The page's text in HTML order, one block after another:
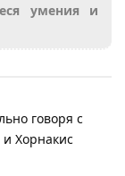
умения и
говоря с
и Хорнакис